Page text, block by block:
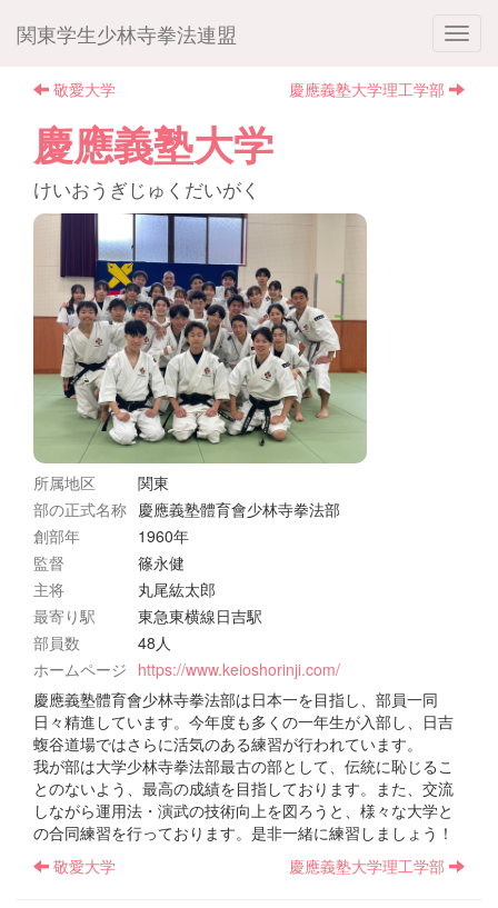
関東学生少林寺拳法連盟
敬愛大学 慶應義塾大学理工学部
慶應義塾大学
けいおうぎじゅくだいがく
所属地区
関東
部の正式名称 慶應義塾體育會少林寺拳法部
創部年
1960年
監督
篠永健
主将
丸尾紘太郎
最寄り駅
東急東横線日吉駅
部員数
48人
ホームページ https://www.keioshorinji.com/
慶應義塾體育會少林寺拳法部は日本一を目指し、部員一同
日々精進しています。今年度も多くの一年生が入部し、日吉
蝮谷道場ではさらに活気のある練習が行われています。
我が部は大学少林寺拳法部最古の部として、伝統に恥じるこ
とのないよう、最高の成績を目指しております。また、交流
しながら運用法・演武の技術向上を図ろうと、様々な大学と
の合同練習を行っております。是非一緒に練習しましょう！
敬愛大学
慶應義塾大学理工学部